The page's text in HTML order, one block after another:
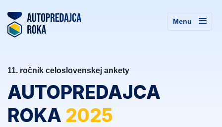
Menu
11. ročník celoslovenskej ankety
AUTOPREDAJCA
ROKA 2025